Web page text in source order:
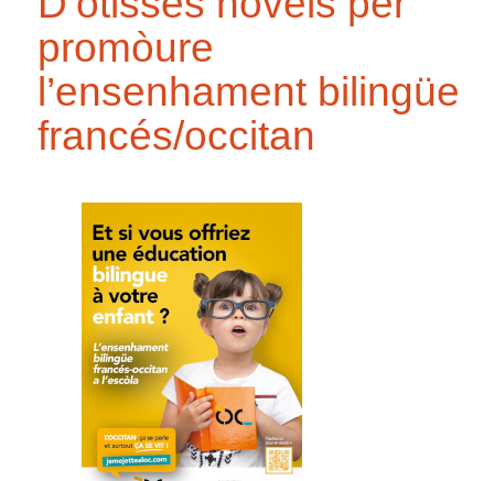
promòure
l’ensenhament bilingüe
francés/occitan